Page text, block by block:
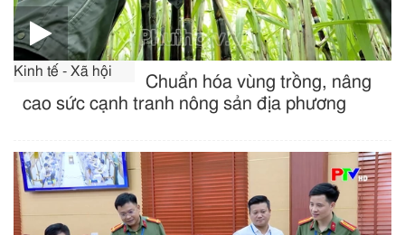
Kinh tế - Xã hội
Chuẩn hóa vùng trồng, nâng
cao sức cạnh tranh nông sản địa phương